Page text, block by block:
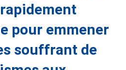
pour emmener
souffrant de